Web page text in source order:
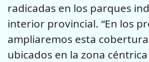
radicadas en los parques
interior provincial. “En los
ampliaremos esta
ubicados en la zona